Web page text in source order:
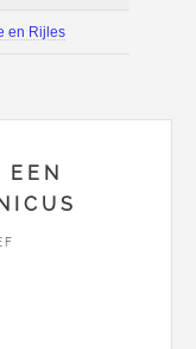
€ 65 per uur ex
EEN